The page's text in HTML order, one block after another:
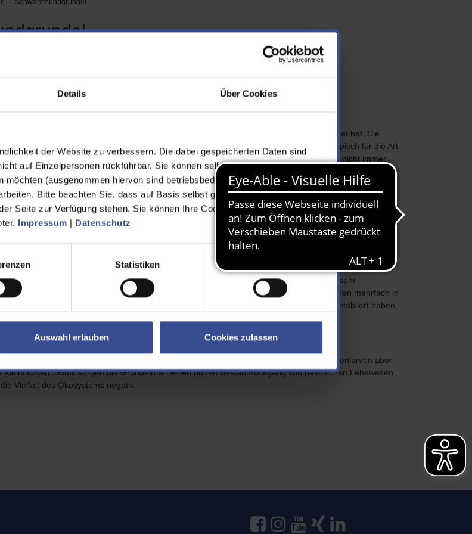
Details Über Cookies
der Website zu verbessern. Die dabei gespeicherten Daten sind
auf Einzelpersonen rückführbar. Sie können selbst entscheiden, ob und
möchten (ausgenommen hiervon sind betriebsbedingt notwendige Cookies),
Bitte beachten Sie, dass auf Basis selbst gesetzter Einstellungen
Seite zur Verfügung stehen. Sie können Ihre Cookie-Einstellungen
Impressum | Datenschutz
Statistiken
Auswahl erlauben Cookies zulassen
(Neogobius melanostomus) ist eine invasive Fischart, die sich auch hierzulande verbreitet hat. Die
groß werden, auch wenn sie bei hohen Bestandsdichten meist deutlich kleiner bleibt. Typisch für die Art
Bauchflossen und ein schwarzer Fleck auf der ersten Rückenflosse, auch wenn der Fleck nicht immer
aus der Region zwischen dem Kaspischen und Schwarzen Meer. Mittlerweile lebt
Vermutlich ist sie über Ballastwasser von Frachtschiffen ins Land gekommen. Da sie nicht
eine der am weitesten verbreiteten invasiven Fischarten der Welt. Sie ist sehr
auf allen Substraten und in allen Strömungsbedingungen zu finden. Die Fische laichen mehrfach in
und verbreiten sich deshalb rasant, sobald sie sich einmal in einem Gewässer etabliert haben.
ernährt sich von Kleintieren aller Art wie Kleinkrebsen, Muscheln, Schnecken und Insektenlarven aber
Kleinfischen. Somit sorgen die Grundeln für einen hohen Bestandrückgang von heimischen Lebewesen
Vielfalt des Ökosystems negativ.